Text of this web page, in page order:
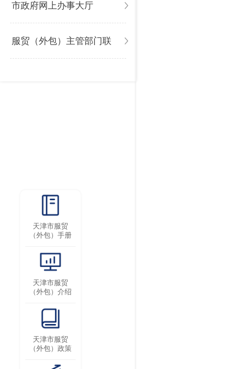
市政府网上办事大厅
服贸（外包）主管部门联
天津市服贸
（外包）手册
天津市服贸
（外包）介绍
天津市服贸
（外包）政策